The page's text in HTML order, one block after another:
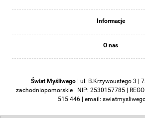
Informacje
O nas
Świat Myśliwego| ul. B.Krzywoustego 3 |
zachodniopomorskie | NIP: 2530157785 |
515 446| email: